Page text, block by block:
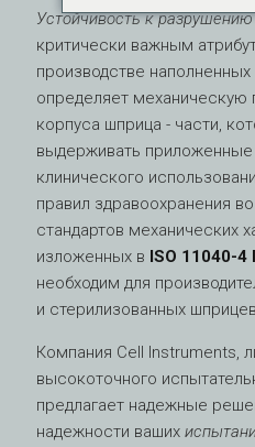
Устойчивость к
критически важным
производстве
определяет механическую
корпуса шприца - части,
выдерживать
клинического
правил здравоохранения
стандартов механических
изложенных в ISO 11040-
необходим для
и стерилизованных
Компания Cell Instruments,
высокоточного
предлагает надежные
надежности ваших